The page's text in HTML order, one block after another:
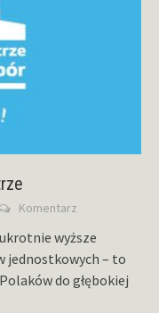
Komentarz
wyższe
jednostkowych – to
do głębokiej